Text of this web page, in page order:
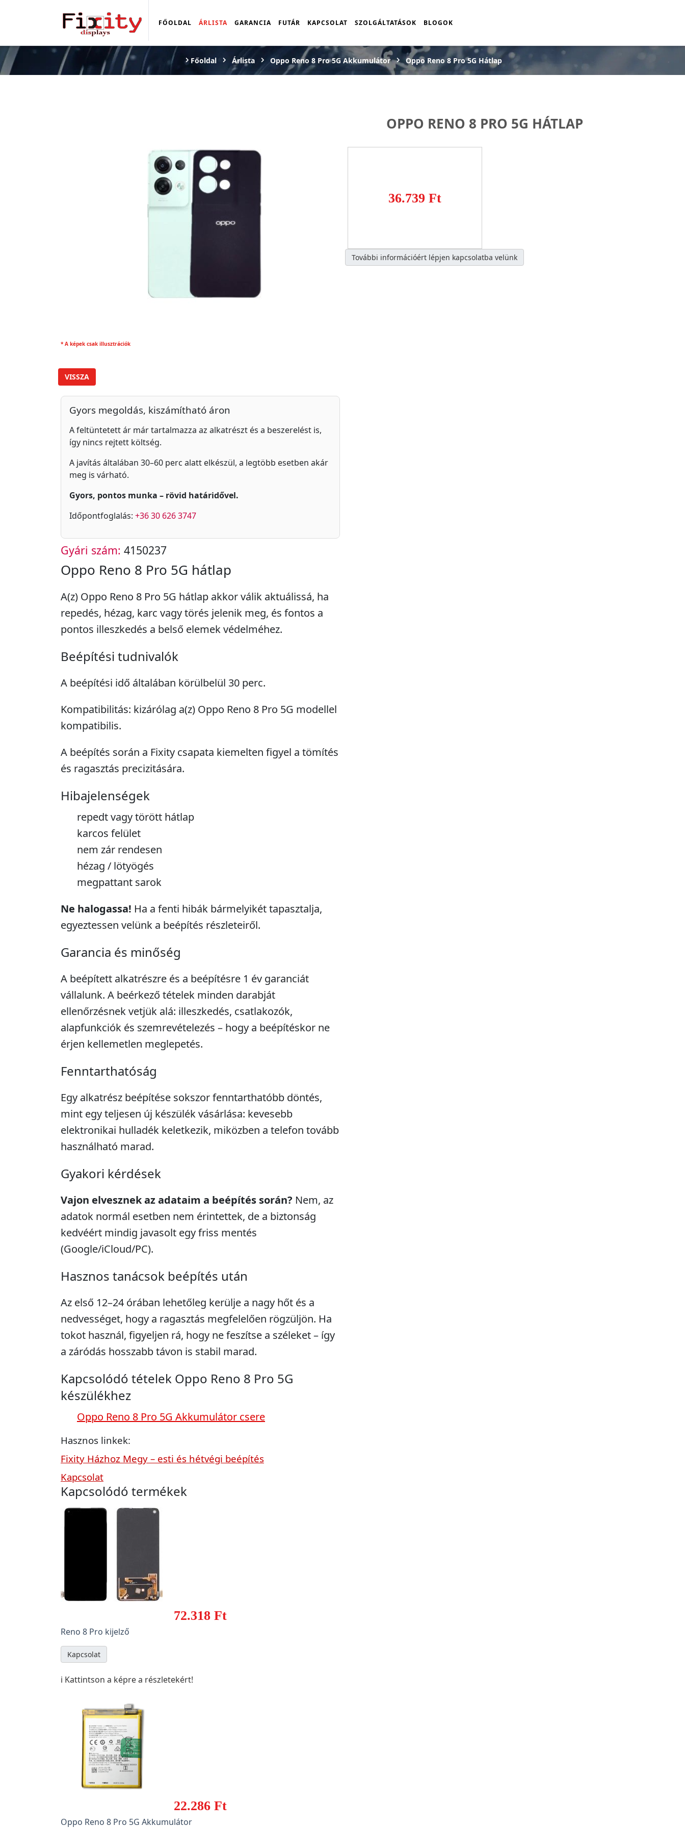
FŐOLDAL ÁRLISTA GARANCIA FUTÁR KAPCSOLAT SZOLGÁLTATÁSOK BLOGOK
Főoldal Árlista Oppo Reno 8 Pro 5G Akkumulátor Oppo Reno 8 Pro 5G Hátlap
* A képek csak illusztrációk
OPPO RENO 8 PRO 5G HÁTLAP
36.739 Ft
További információért lépjen kapcsolatba velünk
VISSZA
Gyors megoldás, kiszámítható áron
A feltüntetett ár már tartalmazza az alkatrészt és a beszerelést is,
így nincs rejtett költség.
A javítás általában 30–60 perc alatt elkészül, a legtöbb esetben akár
meg is várható.
Gyors, pontos munka – rövid határidővel.
Időpontfoglalás: +36 30 626 3747
Gyári szám: 4150237
Oppo Reno 8 Pro 5G hátlap
A(z) Oppo Reno 8 Pro 5G hátlap akkor válik aktuálissá, ha
repedés, hézag, karc vagy törés jelenik meg, és fontos a
pontos illeszkedés a belső elemek védelméhez.
Beépítési tudnivalók
A beépítési idő általában körülbelül 30 perc.
Kompatibilitás: kizárólag a(z) Oppo Reno 8 Pro 5G modellel
kompatibilis.
A beépítés során a Fixity csapata kiemelten figyel a tömítés
és ragasztás precizitására.
Hibajelenségek
repedt vagy törött hátlap
karcos felület
nem zár rendesen
hézag / lötyögés
megpattant sarok
Ne halogassa! Ha a fenti hibák bármelyikét tapasztalja,
egyeztessen velünk a beépítés részleteiről.
Garancia és minőség
A beépített alkatrészre és a beépítésre 1 év garanciát
vállalunk. A beérkező tételek minden darabját
ellenőrzésnek vetjük alá: illeszkedés, csatlakozók,
alapfunkciók és szemrevételezés – hogy a beépítéskor ne
érjen kellemetlen meglepetés.
Fenntarthatóság
Egy alkatrész beépítése sokszor fenntarthatóbb döntés,
mint egy teljesen új készülék vásárlása: kevesebb
elektronikai hulladék keletkezik, miközben a telefon tovább
használható marad.
Gyakori kérdések
Vajon elvesznek az adataim a beépítés során? Nem, az
adatok normál esetben nem érintettek, de a biztonság
kedvéért mindig javasolt egy friss mentés
(Google/iCloud/PC).
Hasznos tanácsok beépítés után
Az első 12–24 órában lehetőleg kerülje a nagy hőt és a
nedvességet, hogy a ragasztás megfelelően rögzüljön. Ha
tokot használ, figyeljen rá, hogy ne feszítse a széleket – így
a záródás hosszabb távon is stabil marad.
Kapcsolódó tételek Oppo Reno 8 Pro 5G
készülékhez
Oppo Reno 8 Pro 5G Akkumulátor csere
Hasznos linkek:
Fixity Házhoz Megy – esti és hétvégi beépítés
Kapcsolat
Kapcsolódó termékek
72.318 Ft
Reno 8 Pro kijelző
Kapcsolat
ℹ️ Kattintson a képre a részletekért!
22.286 Ft
Oppo Reno 8 Pro 5G Akkumulátor